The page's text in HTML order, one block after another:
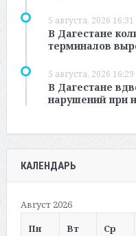
5 августа, 2026 16:31
В Дагестане
терминалов
5 августа, 2026 16:29
В Дагестане
нарушений при
КАЛЕНДАРЬ
Август 2026
Пн
Вт Ср